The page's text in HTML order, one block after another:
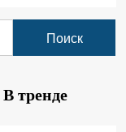
тренде